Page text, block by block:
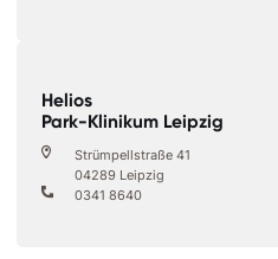
Helios
Park-Klinikum Leipzig
Strümpellstraße 41
04289 Leipzig
0341 8640